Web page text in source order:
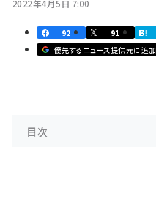
meo (1282)
2022年4月5日 7:00
92 91
優先するニュース提供元に追加
目次